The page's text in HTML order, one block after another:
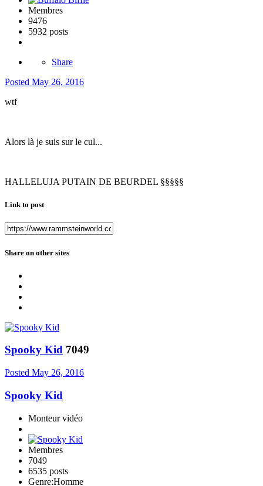
Membres
9476
5932 posts
Share
Posted May 26, 2016
wtf
Alors là je suis sur le cul...
HALLELUJA PUTAIN DE BEURDEL §§§§§
Link to post
Share on other sites
Spooky Kid 7049
Posted May 26, 2016
Spooky Kid
Monteur vidéo
Membres
7049
6535 posts
Genre:Homme